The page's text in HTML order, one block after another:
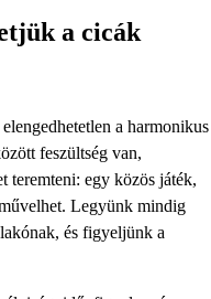
a cicák
a harmonikus
feszültség van,
teremteni: egy közös játék,
Legyünk mindig
és figyeljünk a